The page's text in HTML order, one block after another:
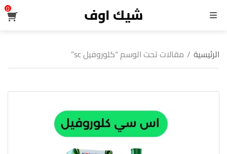
القائمة شيك اوف 0
الرئيسية / مقالات تحت الوسم “كلوروفيل sc”